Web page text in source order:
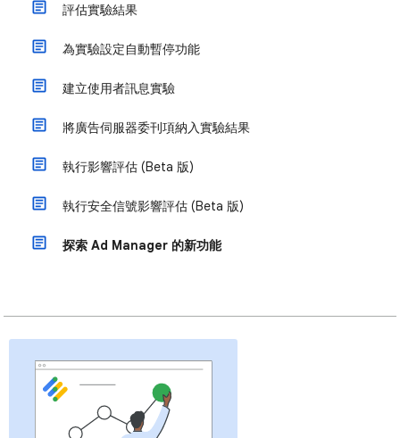
評估實驗結果
為實驗設定自動暫停功能
建立使用者訊息實驗
將廣告伺服器委刊項納入實驗結果
執行影響評估 (Beta 版)
執行安全信號影響評估 (Beta 版)
探索 Ad Manager 的新功能